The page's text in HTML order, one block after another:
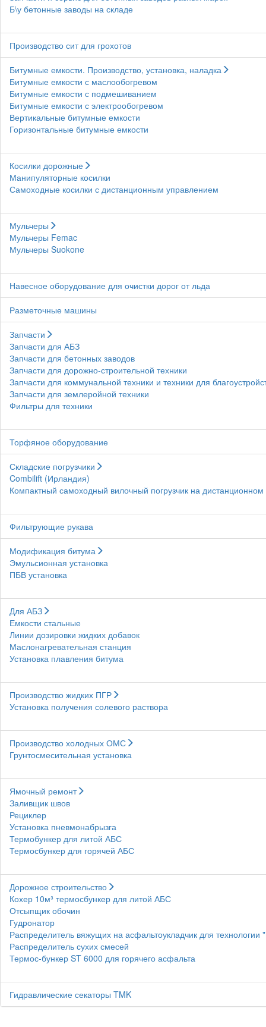
Б\у бетонные заводы на складе
Производство сит для грохотов
Битумные емкости. Производство, установка, наладка
Битумные емкости с маслообогревом
Битумные емкости с подмешиванием
Битумные емкости с электрообогревом
Вертикальные битумные емкости
Горизонтальные битумные емкости
Косилки дорожные
Манипуляторные косилки
Самоходные косилки с дистанционным управлением
Мульчеры
Мульчеры Femac
Мульчеры Suokone
Навесное оборудование для очистки дорог от льда
Разметочные машины
Запчасти
Запчасти для АБЗ
Запчасти для бетонных заводов
Запчасти для дорожно-строительной техники
Запчасти для коммунальной техники и техники для
Запчасти для землеройной техники
Фильтры для техники
Торфяное оборудование
Складские погрузчики
Combilift (Ирландия)
Компактный самоходный вилочный погрузчик на
Фильтрующие рукава
Модификация битума
Эмульсионная установка
ПБВ установка
Для АБЗ
Емкости стальные
Линии дозировки жидких добавок
Маслонагревательная станция
Установка плавления битума
Производство жидких ПГР
Установка получения солевого раствора
Производство холодных ОМС
Грунтосмесительная установка
Ямочный ремонт
Заливщик швов
Рециклер
Установка пневмонабрызга
Термобункер для литой АБС
Термосбункер для горячей АБС
Дорожное строительство
Кохер 10м³ термосбункер для литой АБС
Отсыпщик обочин
Гудронатор
Распределитель вяжущих на асфальтоукладчик для технологии
Распределитель сухих смесей
Термос-бункер ST 6000 для горячего асфальта
Гидравлические секаторы TMK